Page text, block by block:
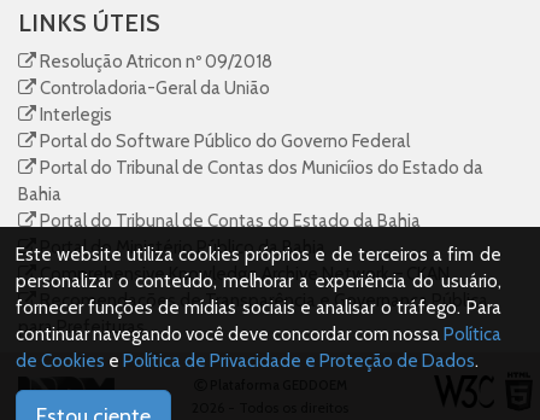
LINKS ÚTEIS
Resolução Atricon nº 09/2018
Controladoria-Geral da União
Interlegis
Portal do Software Público do Governo Federal
Portal do Tribunal de Contas dos Municíios do Estado da
Bahia
Portal do Tribunal de Contas do Estado da Bahia
Portal do Ministério Público da Bahia
Comprehensive Knowledge Archive Network – CKAN
Recomendações de Transparência e Governança Pública
para Prefeituras
Este website utiliza cookies próprios e de terceiros a fim de
personalizar o conteúdo, melhorar a experiência do usuário,
fornecer funções de mídias sociais e analisar o tráfego. Para
continuar navegando você deve concordar com nossaPolítica
de Cookies e Política de Privacidade e Proteção de Dados.